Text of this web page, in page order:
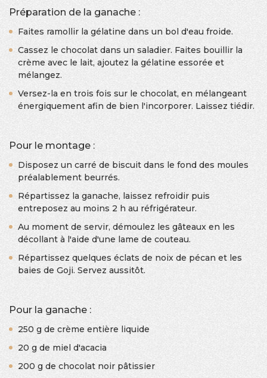
Préparation de la ganache :
Faites ramollir la gélatine dans un bol d'eau froide.
Cassez le chocolat dans un saladier. Faites bouillir la
crème avec le lait, ajoutez la gélatine essorée et
mélangez.
Versez-la en trois fois sur le chocolat, en mélangeant
énergiquement afin de bien l'incorporer. Laissez tiédir.
Pour le montage :
Disposez un carré de biscuit dans le fond des moules
préalablement beurrés.
Répartissez la ganache, laissez refroidir puis
entreposez au moins 2 h au réfrigérateur.
Au moment de servir, démoulez les gâteaux en les
décollant à l'aide d'une lame de couteau.
Répartissez quelques éclats de noix de pécan et les
baies de Goji. Servez aussitôt.
Pour la ganache :
250 g de crème entière liquide
20 g de miel d'acacia
200 g de chocolat noir pâtissier